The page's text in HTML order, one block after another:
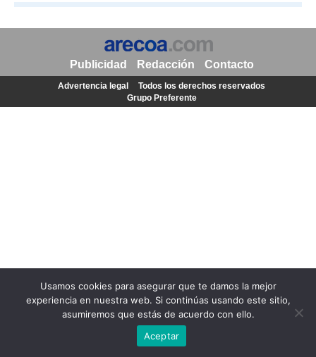
Usamos cookies para asegurar que te damos la mejor
experiencia en nuestra web. Si continúas usando este sitio,
asumiremos que estás de acuerdo con ello.
Aceptar
Publicidad Redacción Contacto
Advertencia legal
Todos los derechos reservados
Grupo Preferente